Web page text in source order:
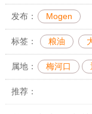
发布： Mogen
标签： 粮油
属地： 梅河口
推荐：